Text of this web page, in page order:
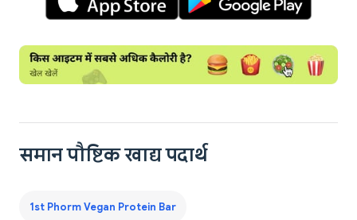
समान पौष्टिक खाद्य पदार्थ
1st Phorm Vegan Protein Bar